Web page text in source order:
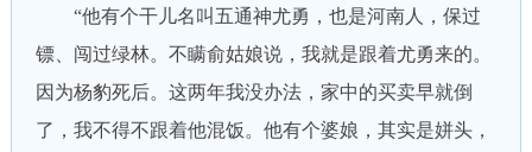
“他有个干儿名叫五通神尤勇，也是河南人，保过
镖、闯过绿林。不瞒俞姑娘说，我就是跟着尤勇来的。
因为杨豹死后。这两年我没办法，家中的买卖早就倒
了，我不得不跟着他混饭。他有个婆娘，其实是姘头，